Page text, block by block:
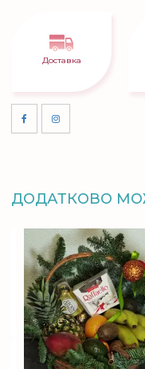
Доставка
ДОДАТКОВО